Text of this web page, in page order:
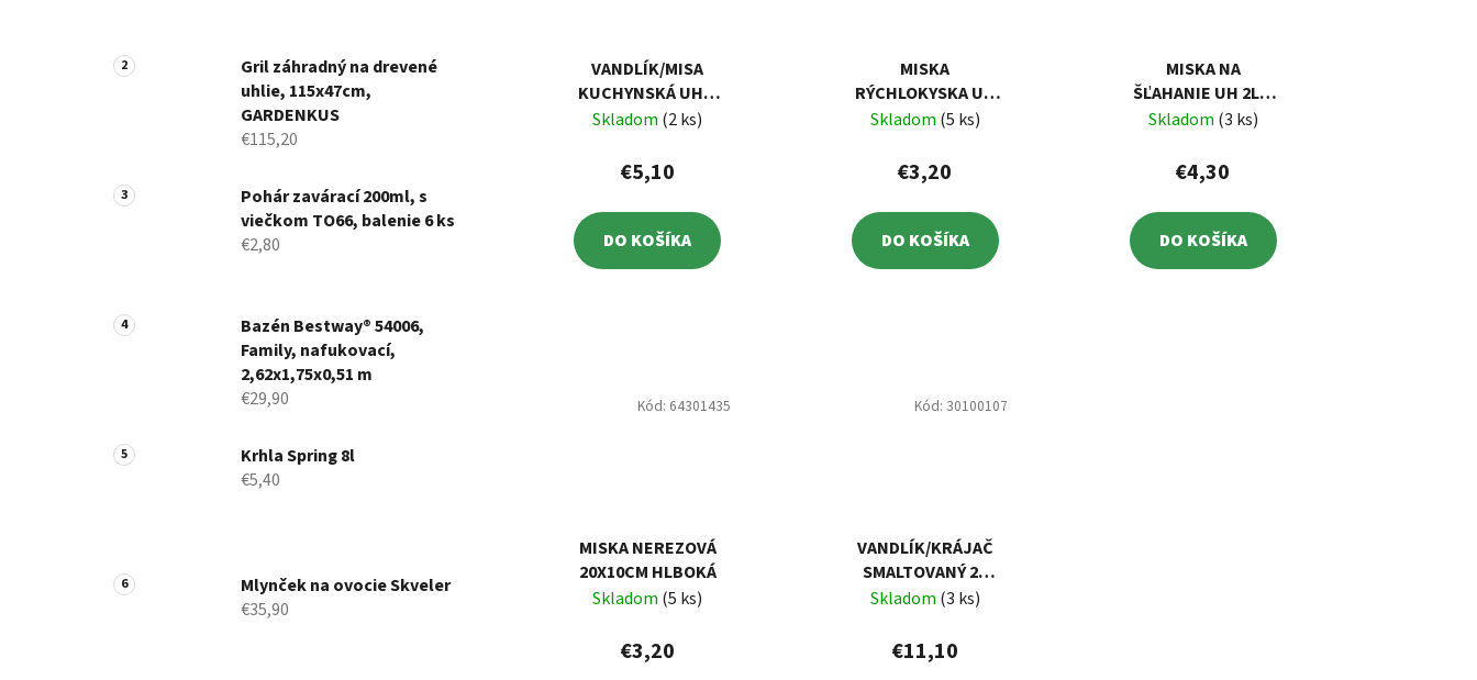
Gril záhradný na drevené
uhlie, 115x47cm,
GARDENKUS
€115,20
Pohár zavárací 200ml, s
viečkom TO66, balenie 6 ks
€2,80
Bazén Bestway® 54006,
Family, nafukovací,
2,62x1,75x0,51 m
€29,90
Krhla Spring 8l
€5,40
Mlynček na ovocie Skveler
€35,90
VANDLÍK/MISA
KUCHYNSKÁ UH S
RÚČKAMI 5 L
Skladom (2 ks)
€5,10
DO KOŠÍKA
MISKA
RÝCHLOKYSKA UH
3 L
Skladom (5 ks)
€3,20
DO KOŠÍKA
MISKA NA
ŠĽAHANIE UH 2L S
VEKOM
Skladom (3 ks)
€4,30
DO KOŠÍKA
MISKA NEREZOVÁ
20X10CM HLBOKÁ
Skladom (5 ks)
€3,20
Kód: 64301435
VANDLÍK/KRÁJAČ
SMALTOVANÝ 26
CM, 3 L
Skladom (3 ks)
€11,10
Kód: 30100107